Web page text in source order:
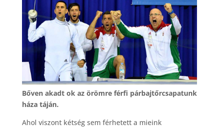
Bőven akadt ok az örömre férfi párbajtőrcsapatunk
háza táján.
Ahol viszont kétség sem férhetett a mieink